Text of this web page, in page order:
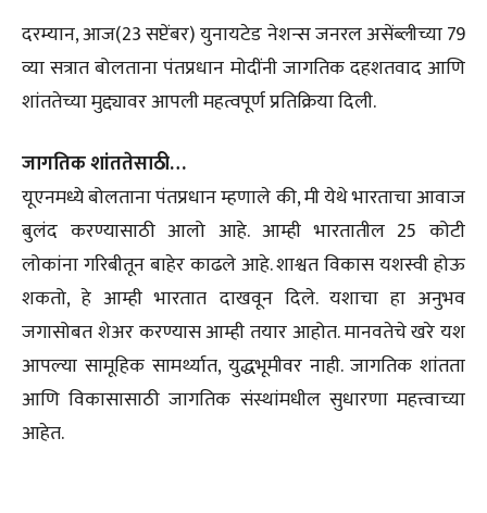
दरम्यान, आज(23 सप्टेंबर) युनायटेड नेशन्स जनरल असेंब्लीच्या 79
व्या सत्रात बोलताना पंतप्रधान मोदींनी जागतिक दहशतवाद आणि
शांततेच्या मुद्द्यावर आपली महत्वपूर्ण प्रतिक्रिया दिली.
जागतिक शांततेसाठी…
यूएनमध्ये बोलताना पंतप्रधान म्हणाले की, मी येथे भारताचा आवाज
बुलंद करण्यासाठी आलो आहे. आम्ही भारतातील 25 कोटी
लोकांना गरिबीतून बाहेर काढले आहे. शाश्वत विकास यशस्वी होऊ
शकतो, हे आम्ही भारतात दाखवून दिले. यशाचा हा अनुभव
जगासोबत शेअर करण्यास आम्ही तयार आहोत. मानवतेचे खरे यश
आपल्या सामूहिक सामर्थ्यात, युद्धभूमीवर नाही. जागतिक शांतता
आणि विकासासाठी जागतिक संस्थांमधील सुधारणा महत्त्वाच्या
आहेत.